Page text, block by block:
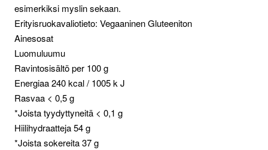
esimerkiksi myslin sekaan.
Erityisruokavaliotieto: Vegaaninen Gluteeniton
Ainesosat
Luomuluumu
Ravintosisältö per 100 g
Energiaa 240 kcal / 1005 k J
Rasvaa < 0,5 g
*Joista tyydyttyneitä < 0,1 g
Hiilihydraatteja 54 g
*Joista sokereita 37 g